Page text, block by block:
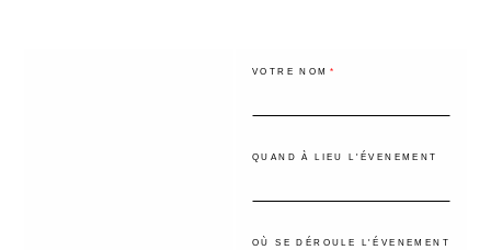
VOTRE NOM
QUAND À LIEU L'ÉVENEMENT
OÙ SE DÉROULE L'ÉVENEMENT